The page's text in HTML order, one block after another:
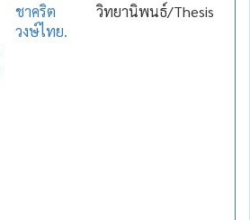
ชาคริต
วงษ์ไทย.
วิทยานิพนธ์/Thesis